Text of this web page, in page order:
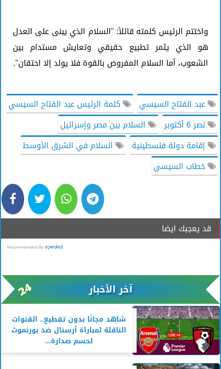
واختتم الرئيس كلمته قائلاً: "السلام الذي يبنى على العدل
هو الذي يثمر تطبيع حقيقي وتعايش مستدام بين
الشعوب، أما السلام المفروض بالقوة فلا يولد إلا احتقان".
عبد الفتاح السيسي
كلمة الرئيس عبد الفتاح السيسي
نصر 6 أكتوبر
السلام بين مصر وإسرائيل
إقامة دولة فلسطينية
السلام في الشرق الأوسط
خطاب السيسي
قد يعجبك ايضا
آخر الأخبار
شاهد مجانًا بدون تقطيع.. القنوات
الناقلة لمباراة آرسنال ضد بورنموث
لحسم صدارة...